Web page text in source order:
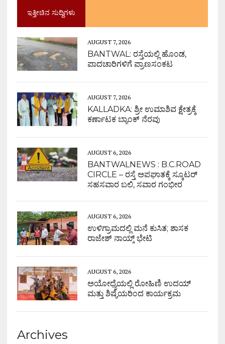
ಇತ್ತೀಚಿನ ಸುದ್ದಿಗಳು
AUGUST 7, 2026
BANTWAL: ರಸ್ತೆಯಲ್ಲಿ ಹೊಂಡ,
ಪಾದಚಾರಿಗಳಿಗೆ ಪ್ರಾಣಸಂಕಟ
AUGUST 7, 2026
KALLADKA: ಶ್ರೀ ಉಮಾಶಿವ ಕ್ಷೇತ್ರಕ್ಕೆ
ಕರ್ಣಾಟಕ ಬ್ಯಾಂಕ್ ನೆರವು
AUGUST 6, 2026
BANTWALNEWS : B.C.ROAD
CIRCLE – ರಸ್ತೆ ಅಪಘಾತಕ್ಕೆ ಸ್ಕೂಟರ್
ಸಹಸವಾರ ಬಲಿ, ಸವಾರ ಗಂಭೀರ
AUGUST 6, 2026
ಉಳಿಗ್ರಾಮದಲ್ಲಿ ಮನೆ ಕುಸಿತ; ಶಾಸಕ
ರಾಜೇಶ್ ನಾಯ್ಕ್ ಭೇಟಿ
AUGUST 6, 2026
ಅಯೋಧ್ಯೆಯಲ್ಲಿ ರೋಹಿಣಿ ಉದಯ್
ಮತ್ತು ಶಿಷ್ಯೆಯರಿಂದ ಕಾರ್ಯಕ್ರಮ
Archives